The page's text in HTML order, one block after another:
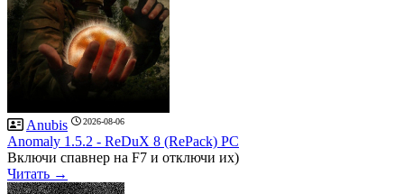
Anubis 2026-08-06
Anomaly 1.5.2 - ReDuX 8 (RePack) PC
Включи спавнер на F7 и отключи их)
Читать →